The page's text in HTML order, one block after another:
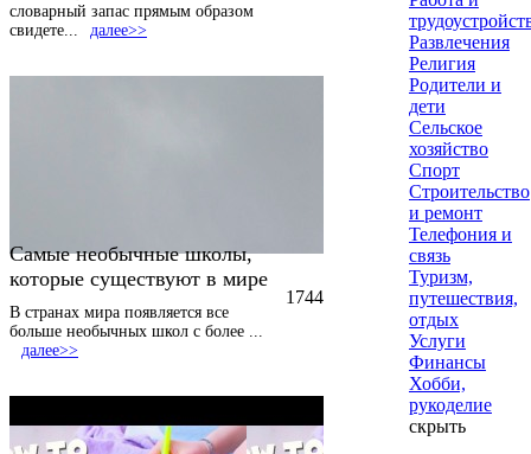
Развлечения
Религия
Родители и
дети
Сельское
хозяйство
Спорт
Строительство
и ремонт
Телефония и
связь
Туризм,
путешествия,
отдых
Услуги
Финансы
Хобби,
рукоделие
скрыть
словарный запас прямым образом
свидете
далее>>
Самые необычные школы,
которые существуют в мире
1744
В странах мира появляется все
больше необычных школ с более
далее>>